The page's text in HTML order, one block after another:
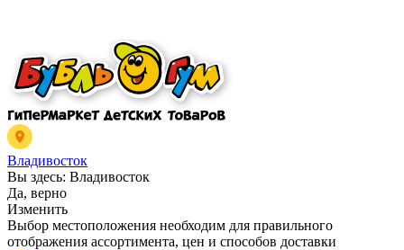
Владивосток
Вы здесь: Владивосток
Да, верно
Изменить
Выбор местоположения необходим для правильного
отображения ассортимента, цен и способов доставки